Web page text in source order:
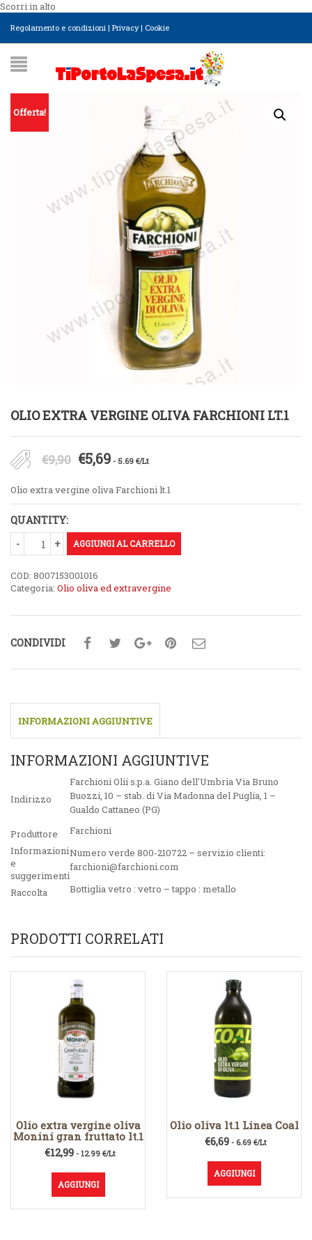
Scorri in alto
Regolamento e condizioni | Privacy| Cookie
Offerta!
OLIO EXTRA VERGINE OLIVA FARCHIONI LT.1
€9,90 Il
originale
€9,90.
€5,69Il
attuale
€5,69.
- 5.69 €/Lt
Olio extra vergine oliva Farchioni lt.1
QUANTITY:
AGGIUNGI AL CARRELLO
COD: 8007153001016
Categoria: Olio oliva ed extravergine
CONDIVIDI
INFORMAZIONI AGGIUNTIVE
INFORMAZIONI AGGIUNTIVE
Indirizzo
Farchioni Olii s.p.a. Giano dell'Umbria Via Bruno
Buozzi, 10 – stab. di Via Madonna del Puglia, 1 –
Gualdo Cattaneo (PG)
Produttore
Farchioni
Informazioni
e
suggerimenti
Numero verde 800-210722 – servizio clienti:
farchioni@farchioni.com
Raccolta Bottiglia vetro : vetro – tappo : metallo
PRODOTTI CORRELATI
Olio extra vergine oliva
Monini gran fruttato lt.1
€12,99- 12.99 €/Lt
AGGIUNGI
Olio oliva lt.1 Linea Coal
€6,69 - 6.69 €/Lt
AGGIUNGI